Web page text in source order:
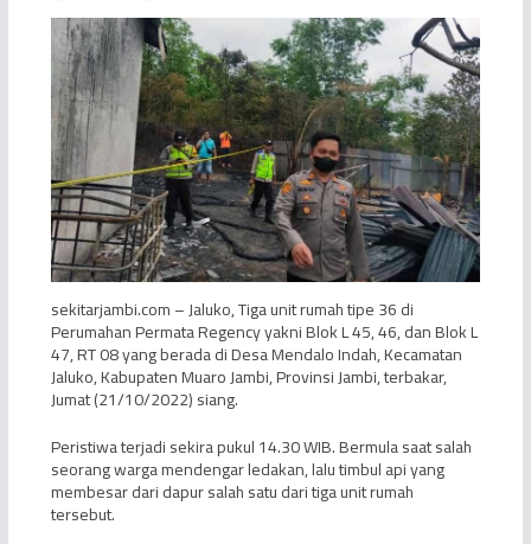
sekitarjambi.com – Jaluko, Tiga unit rumah tipe 36 di
Perumahan Permata Regency yakni Blok L 45, 46, dan Blok L
47, RT 08 yang berada di Desa Mendalo Indah, Kecamatan
Jaluko, Kabupaten Muaro Jambi, Provinsi Jambi, terbakar,
Jumat (21/10/2022) siang.
Peristiwa terjadi sekira pukul 14.30 WIB. Bermula saat salah
seorang warga mendengar ledakan, lalu timbul api yang
membesar dari dapur salah satu dari tiga unit rumah
tersebut.